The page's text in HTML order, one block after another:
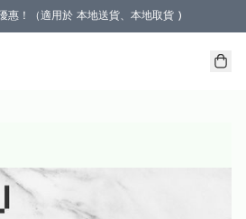
惠！（適用於 本地送貨、本地取貨 )